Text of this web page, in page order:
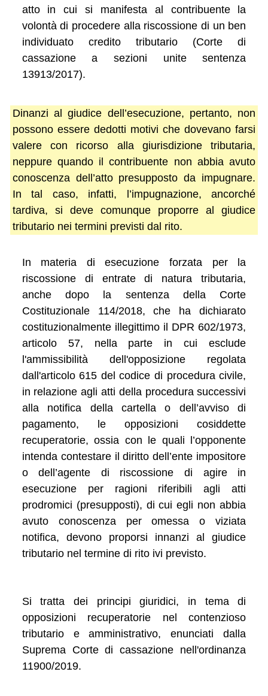
atto in cui si manifesta al contribuente la
volontà di procedere alla riscossione di un ben
individuato credito tributario (Corte di
cassazione a sezioni unite sentenza
13913/2017).
Dinanzi al giudice dell’esecuzione, pertanto, non
possono essere dedotti motivi che dovevano farsi
valere con ricorso alla giurisdizione tributaria,
neppure quando il contribuente non abbia avuto
conoscenza dell’atto presupposto da impugnare.
In tal caso, infatti, l’impugnazione, ancorché
tardiva, si deve comunque proporre al giudice
tributario nei termini previsti dal rito.
In materia di esecuzione forzata per la
riscossione di entrate di natura tributaria,
anche dopo la sentenza della Corte
Costituzionale 114/2018, che ha dichiarato
costituzionalmente illegittimo il DPR 602/1973,
articolo 57, nella parte in cui esclude
l'ammissibilità dell'opposizione regolata
dall'articolo 615 del codice di procedura civile,
in relazione agli atti della procedura successivi
alla notifica della cartella o dell’avviso di
pagamento, le opposizioni cosiddette
recuperatorie, ossia con le quali l’opponente
intenda contestare il diritto dell’ente impositore
o dell’agente di riscossione di agire in
esecuzione per ragioni riferibili agli atti
prodromici (presupposti), di cui egli non abbia
avuto conoscenza per omessa o viziata
notifica, devono proporsi innanzi al giudice
tributario nel termine di rito ivi previsto.
Si tratta dei principi giuridici, in tema di
opposizioni recuperatorie nel contenzioso
tributario e amministrativo, enunciati dalla
Suprema Corte di cassazione nell'ordinanza
11900/2019.